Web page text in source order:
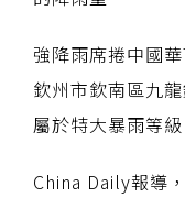
強降雨席捲中國
欽州市欽南區九
屬於特大暴雨等級
China Daily報導